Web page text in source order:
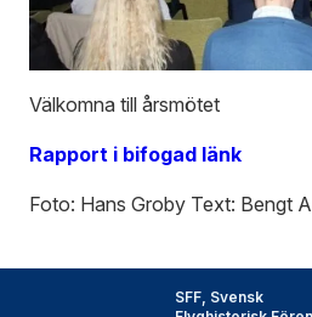
Välkomna till årsmötet
Rapport i bifogad länk
Foto: Hans Groby Text: Bengt
SFF, Svensk